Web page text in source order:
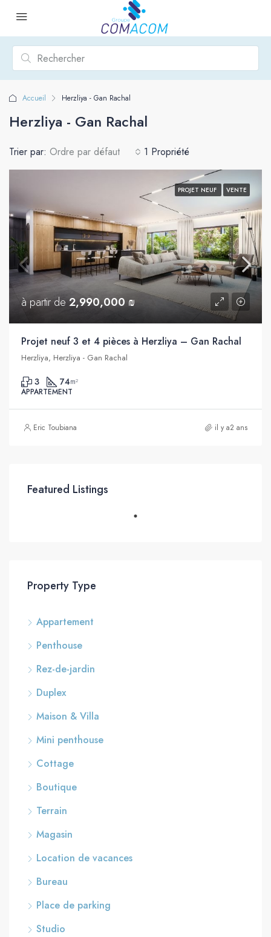
Accueil Herzliya - Gan Rachal
Herzliya - Gan Rachal
1 Propriété
Trier par: Ordre par défaut
PROJET NEUF VENTE
à partir de2,990,000 ₪
Projet neuf 3 et 4 pièces à Herzliya – Gan Rachal
Herzliya, Herzliya - Gan Rachal
3 74m²
APPARTEMENT
Eric Toubiana il y a2 ans
Featured Listings
Property Type
Appartement
Penthouse
Rez-de-jardin
Duplex
Maison & Villa
Mini penthouse
Cottage
Boutique
Terrain
Magasin
Location de vacances
Bureau
Place de parking
Studio